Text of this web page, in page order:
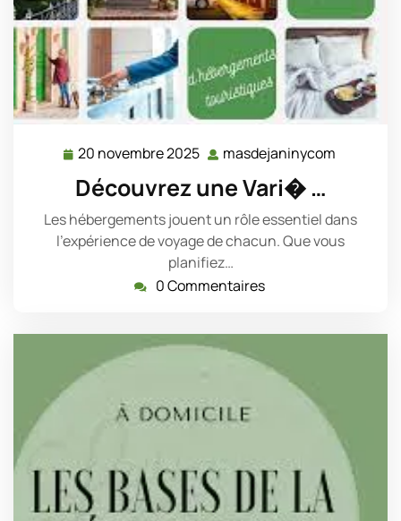
20 novembre 2025 20
novembre
2025
masdejaninycom
Découvrez une Vari� …
Les hébergements jouent un rôle essentiel dans
l'expérience de voyage de chacun. Que vous
planifiez…
0 Commentaires